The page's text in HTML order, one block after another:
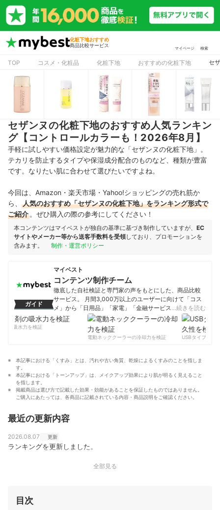
化粧下地おすすめ
商品比較サービス
マイページ 検索
TOP コスメ・化粧品 化粧下地 おすすめの化粧下地 セ
セザンヌの化粧下地のおすすめ人気ランキン
グ【コントロールカラーも！2026年8月】
手軽に試しやすい価格設定が魅力的な「セザンヌの化粧下地」。
テカリを防止するタイプや保湿成分配合のものなど、種類が豊富
です。なりたい肌に合わせて選びたいですよね。
今回は、Amazon・楽天市場・Yahoo!ショッピングの売れ筋か
ら、
人気のおすすめ「セザンヌの化粧下地」をランキング形式で
ご紹介 。ぜひ購入の際の参考にしてください！
本コンテンツはマイベストが独自の基準に基づき制作していますが、 EC
サイトやメーカー等から送客手数料を受領しており、プロモーションを
含みます。
制作・運営ポリシー
ガイド
マイベスト
コンテンツ制作チーム
徹底した自社検証と専門家の声をもとにした、商品比較
サービス。 月間3,000万以上のユーザーに向けて「コス
メ」から「日用品」「家電」「金融サービス」まで、ベ
ストな商品を選んでもらうために、毎日コンテンツを制
コンテンツ制作チームのプロフィール
…続きを読む
の吸水力を検証
電動ネッククーラーの冷却力を検証
USBタイプCケー
本記事における「くすみ」とは、汚れや古い角質、乾燥によるくすみのことを指しま
す。
本記事における「トーンアップ」は、メイクアップ効果により肌が明るく見えること
を指します。
掲載商品は選び方で記載した効果・効能があることを保証したものではありません。
ご購入にあたっては、各商品に記載されている内容・商品説明をご確認ください。
最近の更新内容
2026.08.07 更新
ランキングを更新しました。
全部見る
目次